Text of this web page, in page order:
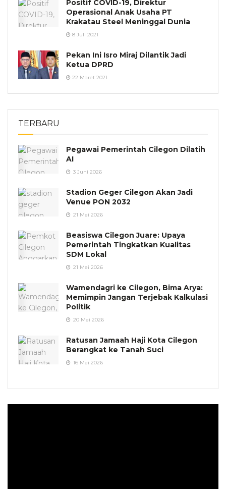
Positif COVID-19, Direktur
Operasional Anak Usaha PT
Krakatau Steel Meninggal Dunia
8 Juli 2021
Pekan Ini Isro Miraj Dilantik Jadi
Ketua DPRD
22 Maret 2021
TERBARU
Pegawai Pemerintah Cilegon Dilatih
AI
3 Juni 2026
Stadion Geger Cilegon Akan Jadi
Venue PON 2032
21 Mei 2026
Beasiswa Cilegon Juare: Upaya
Pemerintah Tingkatkan Kualitas
SDM Lokal
21 Mei 2026
Wamendagri ke Cilegon, Bima Arya:
Memimpin Jangan Terjebak Kalkulasi
Politik
20 Mei 2026
Ratusan Jamaah Haji Kota Cilegon
Berangkat ke Tanah Suci
16 Mei 2026